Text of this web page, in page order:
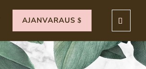
AJANVARAUS